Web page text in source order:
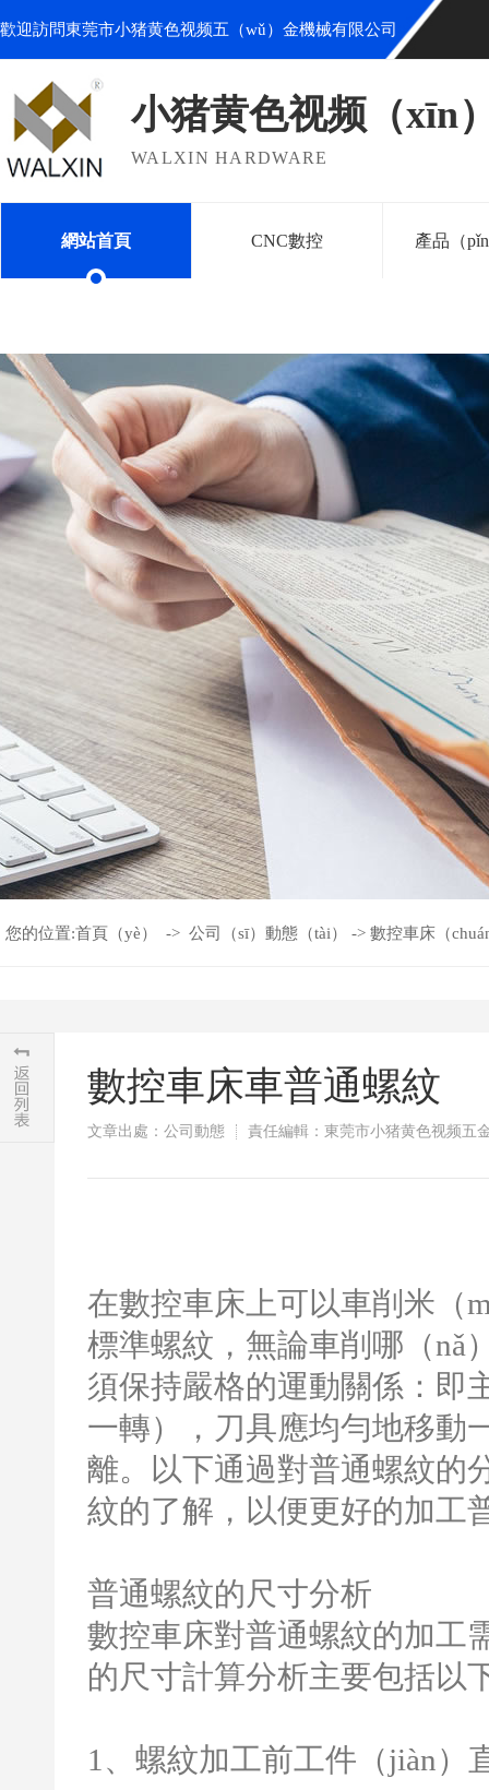
歡迎訪問東莞市小猪黄色视频五（wǔ）金機械有限公司
小猪黄色视频（xīn
WALXIN HARDWARE
網站首頁 CNC數控 產品（
您的位置:首頁（yè） -> 公司（sī）動態（tài） -> 數控車床（
數控車床車普通螺紋
文章出處：公司動態 責任編輯：東莞市小猪黄色视频五
在數控車床上可以車削米（
標準螺紋，無論車削哪（nǎ
須保持嚴格的運動關係：即
一轉），刀具應均勻地移動
離。以下通過對普通螺紋的
紋的了解，以便更好的加工
普通螺紋的尺寸分析
數控車床對普通螺紋的加工
的尺寸計算分析主要包括以
1 、螺紋加工前工件（jiàn）